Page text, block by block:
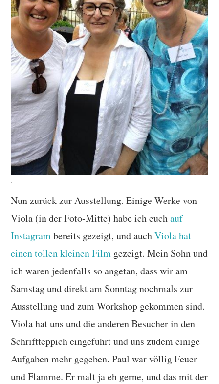
.
Nun zurück zur Ausstellung. Einige Werke von
Viola (in der Foto-Mitte) habe ich euchauf
Instagrambereits gezeigt, und auchViola hat
einen tollen kleinen Film gezeigt. Mein Sohn und
ich waren jedenfalls so angetan, dass wir am
Samstag und direkt am Sonntag nochmals zur
Ausstellung und zum Workshop gekommen sind.
Viola hat uns und die anderen Besucher in den
Schriftteppich eingeführt und uns zudem einige
Aufgaben mehr gegeben. Paul war völlig Feuer
und Flamme. Er malt ja eh gerne, und das mit der